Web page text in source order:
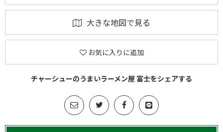
大きな地図で見る
お気に入りに追加
チャーシューのうまいラーメン屋 富士をシェアする